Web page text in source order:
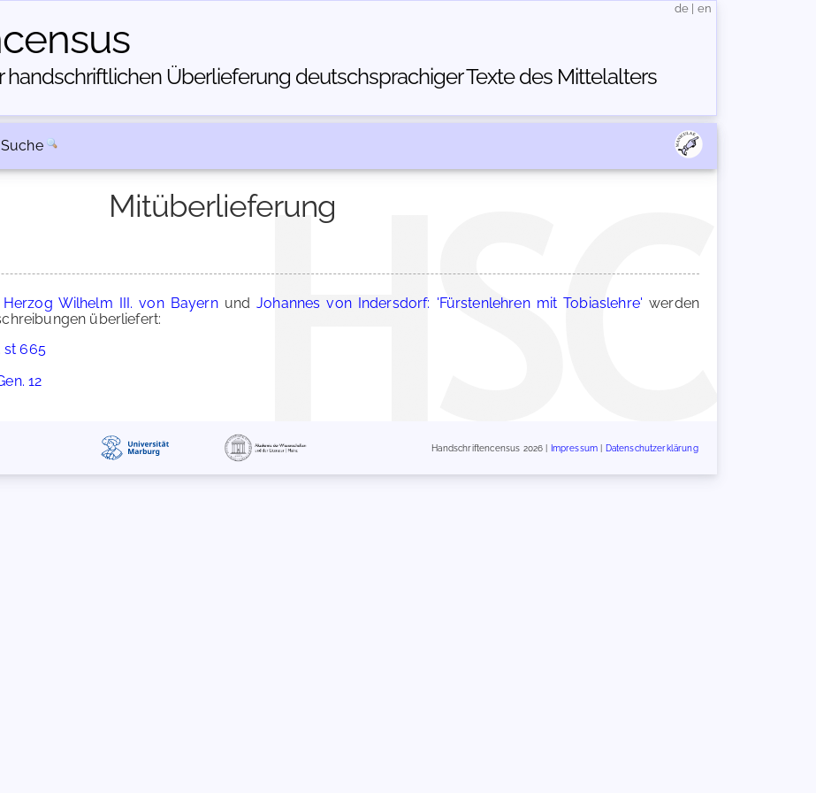
handschriftlichen Über­lieferung deutschsprachiger Texte des Mittelalters
de en
Suche
Mitüberlieferung
Wilhelm III. von BayernundJohannes von Indersdorf: 'Fürstenlehren mit Tobiaslehre' werden
überliefert:
st 665
12
Handschriftencensus 2026 | Impressum Datenschutzerklärung